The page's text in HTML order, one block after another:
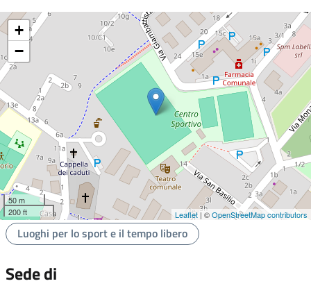
+
−
50 m
200 ft
Leaflet| ©OpenStreetMap contributors
Luoghi per lo sport e il tempo libero
Sede di